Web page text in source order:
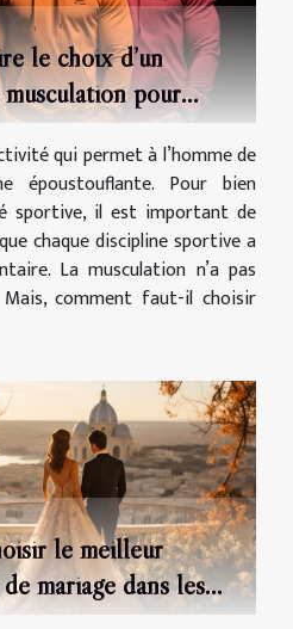
le choix d’un
pour
qui permet à l’homme de
époustouflante. Pour bien
sportive, il est important de
chaque discipline sportive a
La musculation n’a pas
comment faut-il choisir
le meilleur
mariage dans les